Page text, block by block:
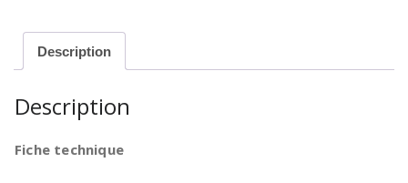
Description
Description
Fiche technique